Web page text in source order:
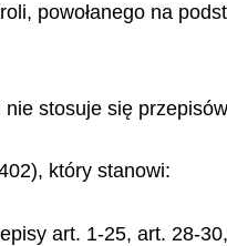
powołanego na
stosuje się
który stanowi:
art. 1-25, art. 28-